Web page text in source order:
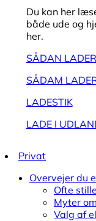
Du kan her
både ude og
her.
SÅDAN
SÅDAM
LADESTIK
LADE I
Privat
Overvejer du
Ofte
Myter
Valg af